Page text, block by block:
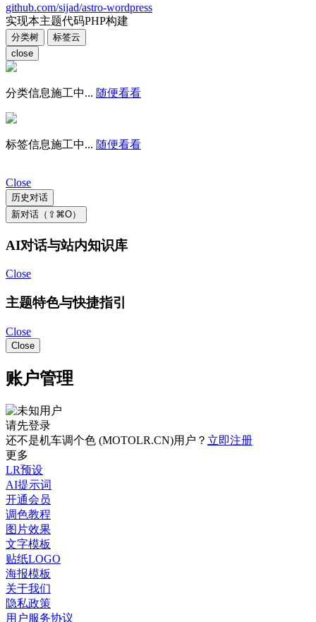
github.com/sijad/astro-wordpress
实现本主题代码PHP构建
分类树
标签云
close
分类信息施工中... 随便看看
标签信息施工中... 随便看看
Close
历史对话
新对话（⇧⌘O）
AI对话与站内知识库
Close
主题特色与快捷指引
Close
Close
账户管理
请先登录
还不是机车调个色 (MOTOLR.CN)用户？ 立即注册
更多
LR预设
AI提示词
开通会员
调色教程
图片效果
文字模板
贴纸LOGO
海报模板
关于我们
隐私政策
用户服务协议